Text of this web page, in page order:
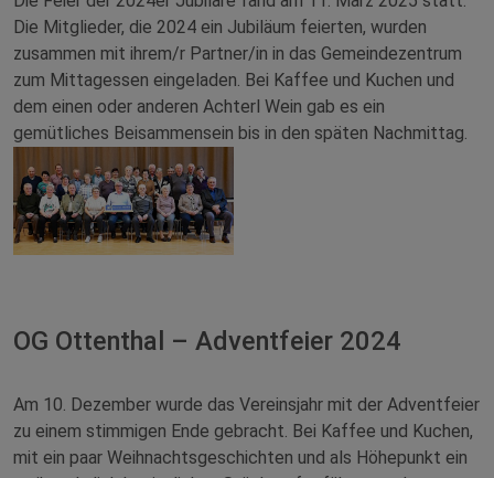
Die Mitglieder, die 2024 ein Jubiläum feierten, wurden
zusammen mit ihrem/r Partner/in in das Gemeindezentrum
zum Mittagessen eingeladen. Bei Kaffee und Kuchen und
dem einen oder anderen Achterl Wein gab es ein
gemütliches Beisammensein bis in den späten Nachmittag.
OG Ottenthal – Adventfeier 2024
Am 10. Dezember wurde das Vereinsjahr mit der Adventfeier
zu einem stimmigen Ende gebracht. Bei Kaffee und Kuchen,
mit ein paar Weihnachtsgeschichten und als Höhepunkt ein